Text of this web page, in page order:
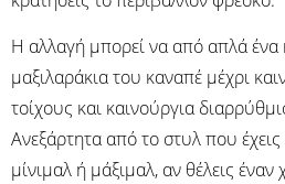
Η αλλαγή μπορεί να από απλά ένα
μαξιλαράκια του καναπέ μέχρι
τοίχους και καινούργια
Ανεξάρτητα από το στυλ που έχεις
μίνιμαλ ή μάξιμαλ, αν θέλεις